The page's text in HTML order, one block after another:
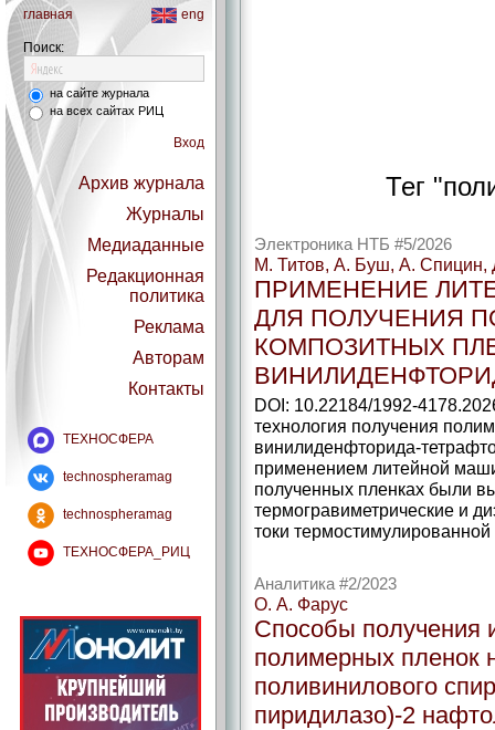
главная eng
Поиск:
на сайте журнала
на всех сайтах РИЦ
Вход
Архив журнала
Журналы
Медиаданные
Редакционная
политика
Реклама
Авторам
Контакты
ТЕХНОСФЕРА
technospheramag
technospheramag
ТЕХНОСФЕРА_РИЦ
Тег
Электроника НТБ #5/2026
М. Титов, А. Буш, А. Спицин,
ПРИМЕНЕНИЕ
ДЛЯ ПОЛУЧЕНИЯ
КОМПОЗИТНЫХ
DOI: 10.22184/1992-
технология получения
винилиденфторида-
применением литейной
полученных пленках были
термогравиметрические и
токи
Аналитика #2/2023
О. А. Фарус
Способы получения
полимерных пленок
поливинилового
пиридилазо)-2